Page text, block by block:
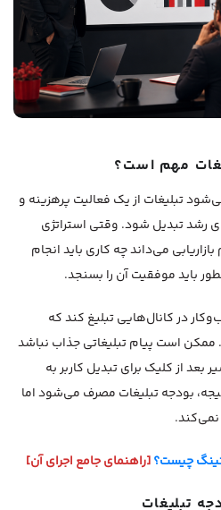
مهم است؟
تبلیغات از یک فعالیت پرهزینه و
رشد تبدیل شود. وقتی استراتژی
می‌داند چه کاری باید انجام
باید موفقیت آن را بسنجد.
در کانال‌هایی تبلیغ کند که
است پیام تبلیغاتی جذاب نباشد
بعد از کلیک برای تبدیل کاربر به
بودجه تبلیغات مصرف می‌شود اما
نمی‌کند.
چیست؟[راهنمای جامع اجرای آن]